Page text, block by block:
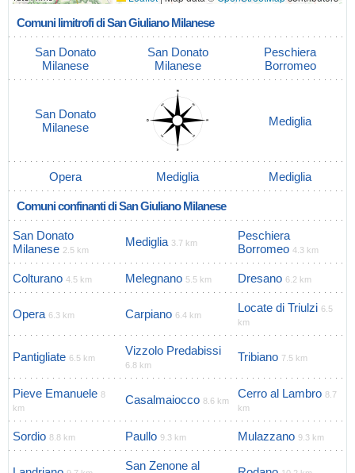
Comuni limitrofi di San Giuliano Milanese
San Donato
Milanese
San Donato
Milanese
Peschiera
Borromeo
San Donato
Milanese
Mediglia
Opera Mediglia Mediglia
Comuni confinanti di San Giuliano Milanese
San Donato
Milanese 2.5 km
Mediglia 3.7 km
Peschiera
Borromeo 4.3 km
Colturano 4.5 km Melegnano 5.5 km Dresano 6.2 km
Opera 6.3 km Carpiano 6.4 km
Locate di Triulzi 6.5
km
Pantigliate 6.5 km
Vizzolo Predabissi
6.8 km
Tribiano 7.5 km
Pieve Emanuele 8
km
Casalmaiocco 8.6 km
Cerro al Lambro 8.7
km
Sordio 8.8 km Paullo 9.3 km Mulazzano 9.3 km
San Zenone al